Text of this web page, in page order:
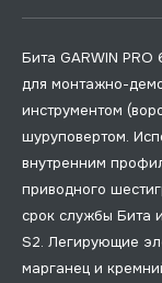
Бита GARWIN
для монтажно-
инструментом
шуруповертом.
внутренним
приводного
срок службы Бита
S2. Легирующие
марганец и